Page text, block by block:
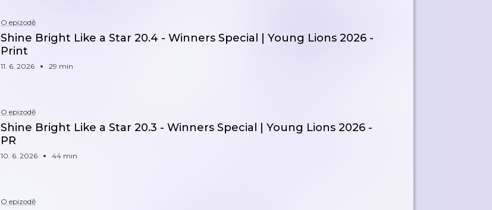
O epizodě
Shine Bright Like a Star 20.4 - Winners Special | Young Lions 2026 -
Print
11. 6. 2026 29 min
O epizodě
Shine Bright Like a Star 20.3 - Winners Special | Young Lions 2026 -
PR
10. 6. 2026 44 min
O epizodě